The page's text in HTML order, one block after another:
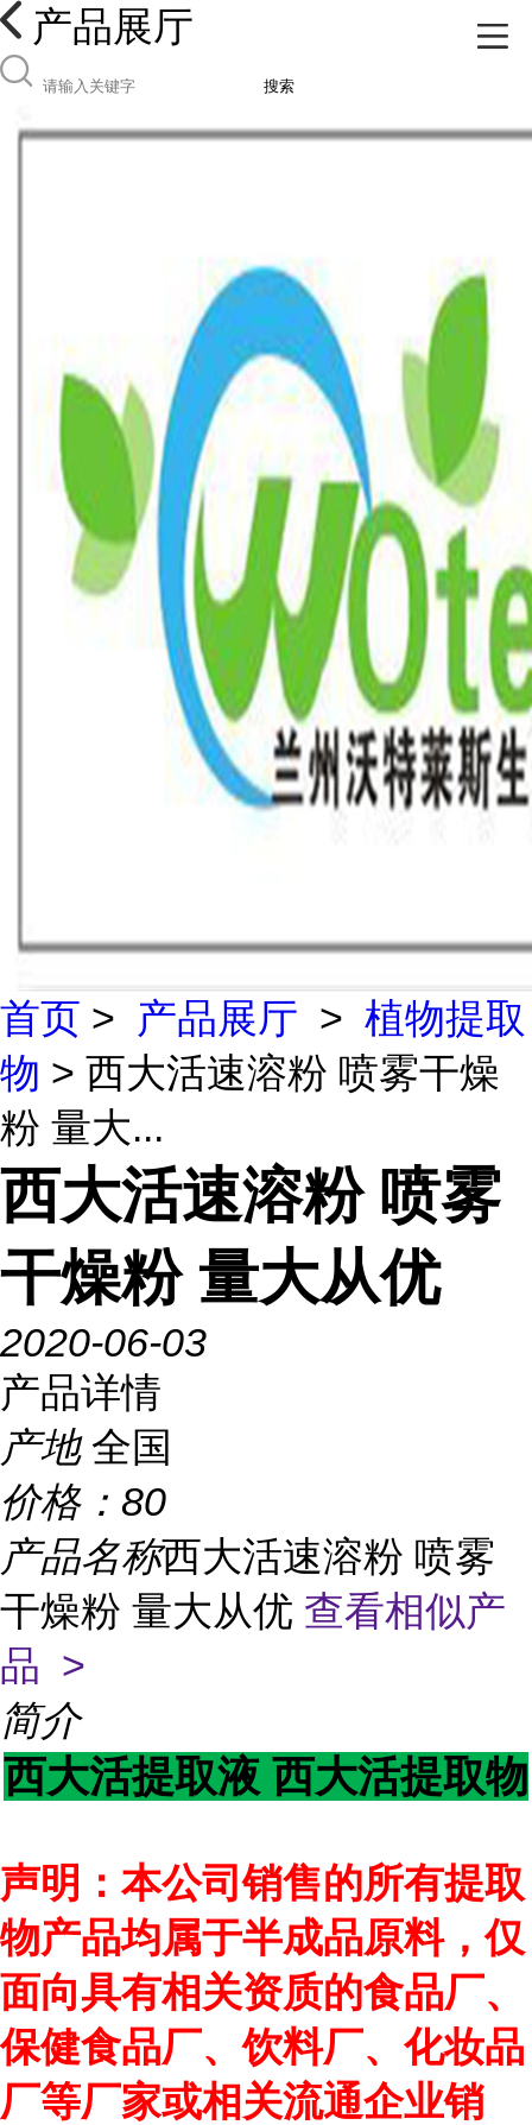
产品展厅
搜索
首页 > 产品展厅 > 植物提取
物 > 西大活速溶粉 喷雾干燥
粉 量大...
西大活速溶粉 喷雾
干燥粉 量大从优
2020-06-03
产品详情
产地 全国
价格： 80
产品名称西大活速溶粉 喷雾
干燥粉 量大从优 查看相似产
品 >
简介
西大活提取液 西大活提取物
声明：本公司销售的所有提取
物产品均属于半成品原料，仅
面向具有相关资质的食品厂、
保健食品厂、饮料厂、化妆品
厂等厂家或相关流通企业销